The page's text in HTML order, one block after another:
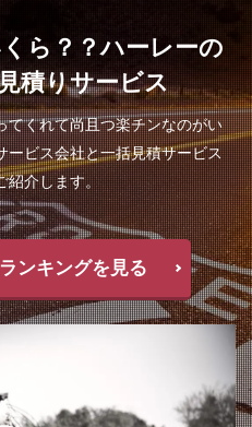
ら？？ハーレーの
積りサービス
てくれて尚且つ楽チンなのがい
ービス会社と一括見積サービス
紹介します。
ンキングを見る